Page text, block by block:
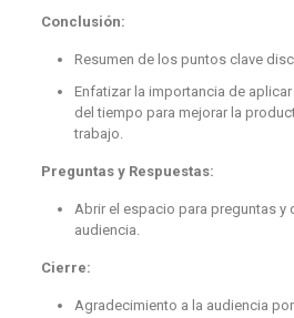
Conclusión:
Resumen de los puntos clave
Enfatizar la importancia de
del tiempo para mejorar la
trabajo.
Preguntas y Respuestas:
Abrir el espacio para preguntas y
audiencia.
Cierre:
Agradecimiento a la audiencia